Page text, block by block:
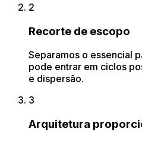
2
Recorte de escopo
Separamos o essencial
pode entrar em ciclos
e dispersão.
3
Arquitetura